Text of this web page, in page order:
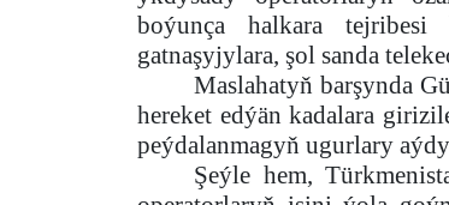
boýunça halkara tejribesi
gatnaşyjylara, şol sanda
Maslahatyň barşynda
hereket edýän kadalara
peýdalanmagyň ugurlary
Şeýle hem,